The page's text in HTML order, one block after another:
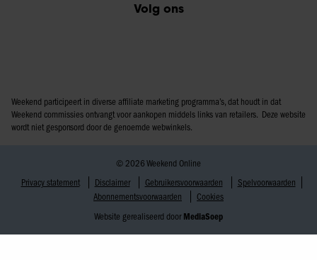
Volg ons
Weekend participeert in diverse affiliate marketing programma’s, dat houdt in dat
Weekend commissies ontvangt voor aankopen middels links van retailers. Deze website
wordt niet gesponsord door de genoemde webwinkels.
© 2026 Weekend Online
Privacy statement
Disclaimer Gebruikersvoorwaarden
Spelvoorwaarden
Abonnementsvoorwaarden
Cookies
Website gerealiseerd door MediaSoep